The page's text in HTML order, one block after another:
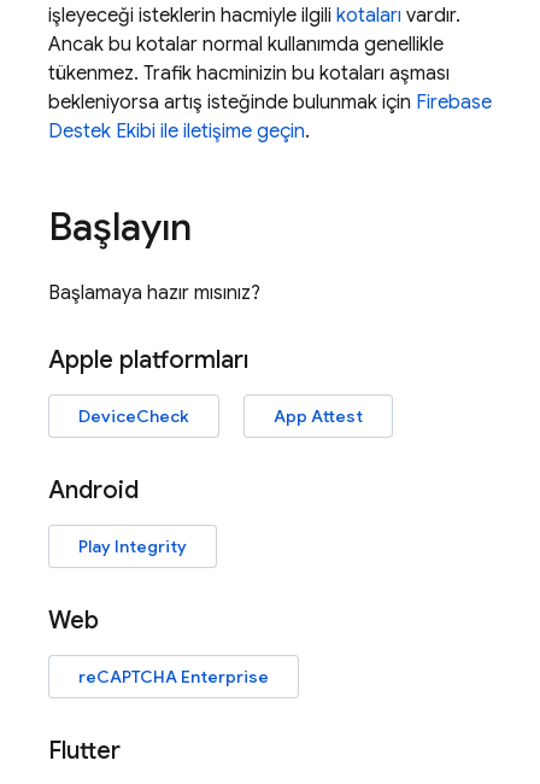
işleyeceği isteklerin hacmiyle ilgili kotaları vardır.
Ancak bu kotalar normal kullanımda genellikle
tükenmez. Trafik hacminizin bu kotaları aşması
bekleniyorsa artış isteğinde bulunmak için Firebase
Destek Ekibi ile iletişime geçin.
Başlayın
Başlamaya hazır mısınız?
Apple platformları
DeviceCheck App Attest
Android
Play Integrity
Web
reCAPTCHA Enterprise
Flutter